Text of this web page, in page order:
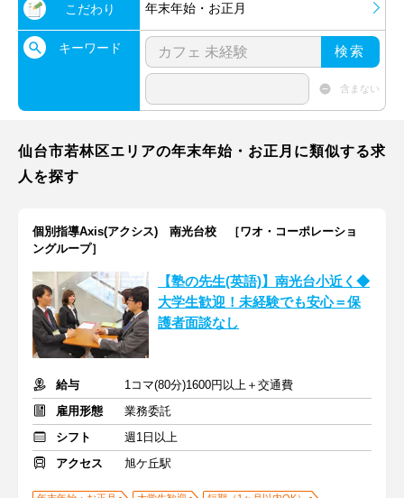
こだわり 年末年始・お正月
キーワード 検索
含まない
仙台市若林区エリアの年末年始・お正月に類似する求
人を探す
個別指導Axis(アクシス) 南光台校 ［ワオ・コーポレーショ
ングループ］
【塾の先生(英語)】南光台小近く◆
大学生歓迎！未経験でも安心＝保
護者面談なし
給与
1コマ(80分)1600円以上＋交通費
雇用形態
業務委託
シフト
週1日以上
アクセス
旭ケ丘駅